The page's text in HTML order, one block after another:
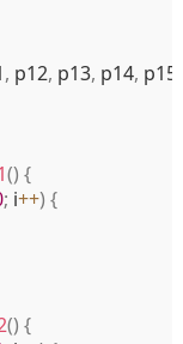
, p12, p13, p14, p15
() {
; i++) {
() {